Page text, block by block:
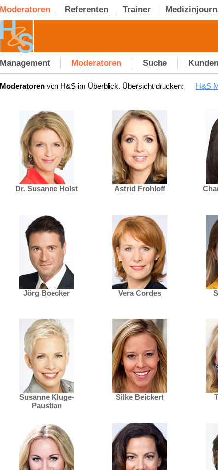
Moderatoren Referenten Trainer
Management Moderatoren Suche
Moderatoren von H&S im Überblick. Übersicht drucken: H&S
Dr. Susanne Holst Astrid Frohloff
Jörg Boecker Vera Cordes
Susanne Kluge-
Paustian
Silke Beickert